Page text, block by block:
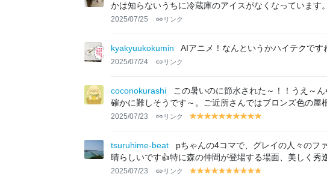
かは知らないうちに冷蔵庫のアイスがなくなっています
2025/07/25 リンク
kyakyuukokumin AIアニメ！なんというかハイテクです
2025/07/24 リンク
coconokurashi
この暑いのに節水された～！！うえ～
確かに難しそうです～。ご近所さんではブロンズ色の屋
2025/07/23 リンク
y
lo
w
y
lo
w
y
lo
w
y
lo
w
y
lo
w
y
lo
w
y
lo
w
y
lo
w
y
w
lo
w
tsuruhime-beat
pちゃんの4コマで、グレイの人々のフ
晴らしいです👍特に森の仲間が登場する場面、美しく秀
2025/07/23 リンク
y y y y y y y y y